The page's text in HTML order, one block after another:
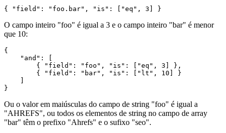
O campo inteiro "foo" é igual a 3 e o campo inteiro "bar" é menor
que 10:
{
    "and": [
        { "field": "foo", "is": ["eq", 3] },
        { "field": "bar", "is": ["lt", 10] }
Ou o valor em maiúsculas do campo de string "foo" é igual a
"AHREFS", ou todos os elementos de string no campo de array
"bar" têm o prefixo "Ahrefs" e o sufixo "seo".